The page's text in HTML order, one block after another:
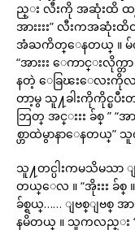
ည္း လီးကို အဆုံးထိ ထ
အားးးး” လီးကအဆုံးထိ
အံႀကိတ္ေနတယ္ ။ မ်
“အားးး ေကာင္းလိုက္တာ
နတဲ့ ေခြၽးေလးကို
တာ့မွ သူ႔ခါးကိုကိုင္ၿပီး
ဘြတ္ အင္းးး ခ်စ္ ”
စ္ဟာထဲမွာနာေနတယ္”
သူ႔တင္ပါးကမသိမသ
တယ္ေလ ။ “အိုးးး ခ်
ခ်စ္ရယ္…… ျဗစ္ျဗစ္ အ
နမိတယ္ ။ သူကလည္း